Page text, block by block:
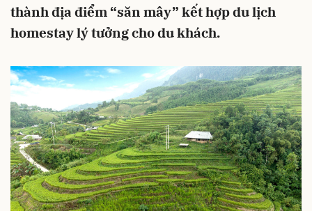
thành địa điểm “săn mây” kết hợp du lịch
homestay lý tưởng cho du khách.